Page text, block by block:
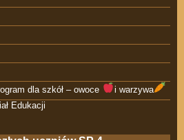
dla szkół – owoce
i warzywa
Edukacji